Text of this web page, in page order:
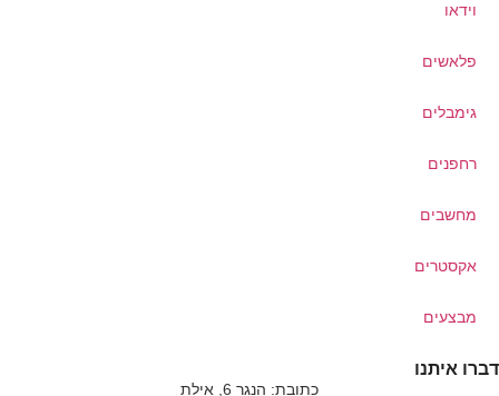
וידאו
פלאשים
גימבלים
רחפנים
מחשבים
אקסטרים
מבצעים
דברו איתנו
כתובת: הנגר 6, אילת